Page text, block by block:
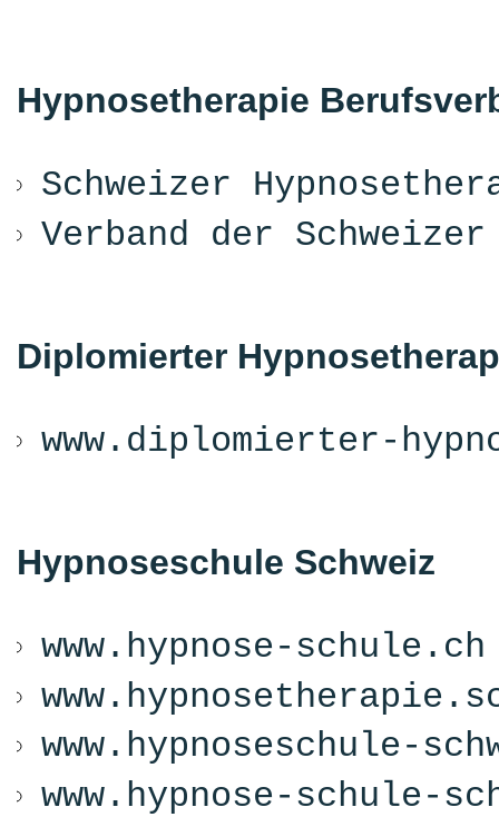
Hypnosetherapie
Schweizer
Verband der Schweizer
Diplomierter
www.diplomierter-
Hypnoseschule Schweiz
www.hypnose-schule.ch
www.hypnoseschule-
www.hypnose-schule-